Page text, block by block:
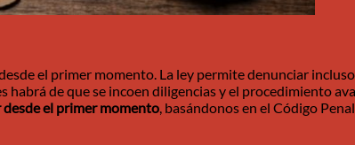
el primer momento. La ley permite denunciar
de que se incoen diligencias y el procedimiento
el primer momento, basándonos en el Código